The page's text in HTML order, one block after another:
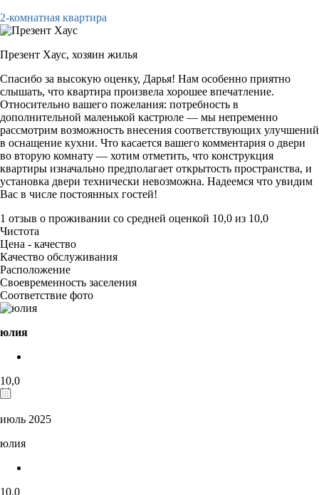
2-комнатная квартира
Презент Хаус, хозяин жилья
Спасибо за высокую оценку, Дарья! Нам особенно приятно
слышать, что квартира произвела хорошее впечатление.
Относительно вашего пожелания: потребность в
дополнительной маленькой кастрюле — мы непременно
рассмотрим возможность внесения соответствующих улучшений
в оснащение кухни. Что касается вашего комментария о двери
во вторую комнату — хотим отметить, что конструкция
квартиры изначально предполагает открытость пространства, и
установка двери технически невозможна. Надеемся что увидим
Вас в числе постоянных гостей!
1 отзыв о проживании со средней оценкой 10,0 из 10,0
Чистота
Цена - качество
Качество обслуживания
Расположение
Своевременность заселения
Соответствие фото
юлия
10,0
июль 2025
юлия
10,0